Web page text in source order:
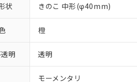
状 きのこ 中形(φ40mm)
橙
明 透明
モーメンタリ